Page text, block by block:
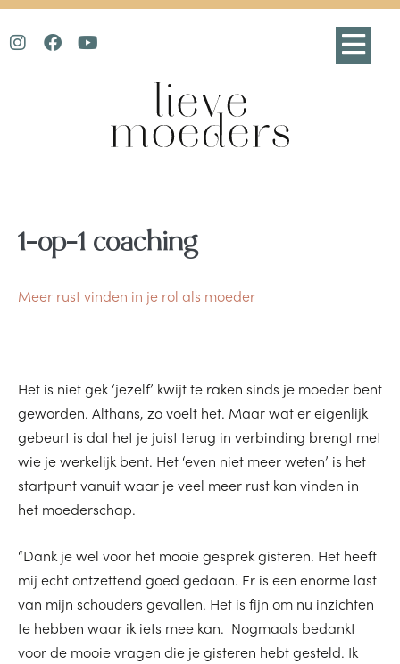
1-op-1 coaching
Meer rust vinden in je rol als moeder
Het is niet gek ‘jezelf’ kwijt te raken sinds je moeder bent
geworden. Althans, zo voelt het. Maar wat er eigenlijk
gebeurt is dat het je juist terug in verbinding brengt met
wie je werkelijk bent. Het ‘even niet meer weten’ is het
startpunt vanuit waar je veel meer rust kan vinden in
het moederschap.
“Dank je wel voor het mooie gesprek gisteren. Het heeft
mij echt ontzettend goed gedaan. Er is een enorme last
van mijn schouders gevallen. Het is fijn om nu inzichten
te hebben waar ik iets mee kan. Nogmaals bedankt
voor de mooie vragen die je gisteren hebt gesteld. Ik